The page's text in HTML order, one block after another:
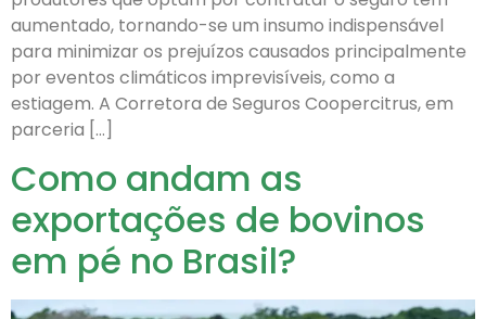
aumentado, tornando-se um insumo indispensável
para minimizar os prejuízos causados principalmente
por eventos climáticos imprevisíveis, como a
estiagem. A Corretora de Seguros Coopercitrus, em
parceria […]
Como andam as
exportações de bovinos
em pé no Brasil?